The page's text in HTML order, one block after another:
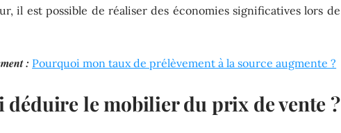
il est possible de réaliser des économies significatives lors de
: Pourquoi mon taux de prélèvement à la source augmente ?
déduire le mobilier du prix de vente ?